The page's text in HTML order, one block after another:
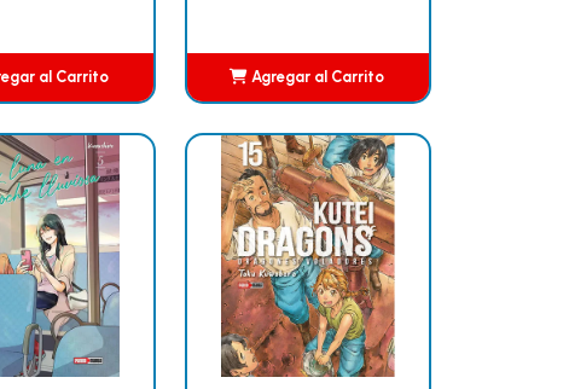
al Carrito Agregar al Carrito